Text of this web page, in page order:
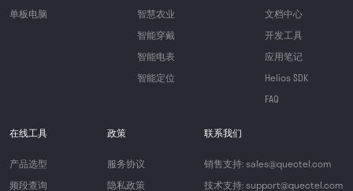
单板电脑
智慧农业
智能穿戴
智能电表
智能定位
文档中心
开发工具
应用笔记
Helios SDK
FAQ
在线工具
产品选型
频段查询
政策
服务协议
隐私政策
联系我们
销售支持: sales@quectel.com
技术支持: support@quectel.com